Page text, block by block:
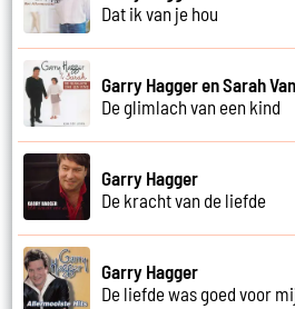
Dat ik van je hou
Garry Hagger en Sarah
De glimlach van een kind
Garry Hagger
De kracht van de liefde
Garry Hagger
De liefde was goed voor